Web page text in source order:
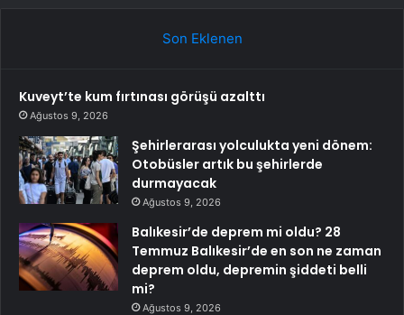
Son Eklenen
Kuveyt’te kum fırtınası görüşü azalttı
Ağustos 9, 2026
Şehirlerarası yolculukta yeni dönem:
Otobüsler artık bu şehirlerde
durmayacak
Ağustos 9, 2026
Balıkesir’de deprem mi oldu? 28
Temmuz Balıkesir’de en son ne zaman
deprem oldu, depremin şiddeti belli
mi?
Ağustos 9, 2026